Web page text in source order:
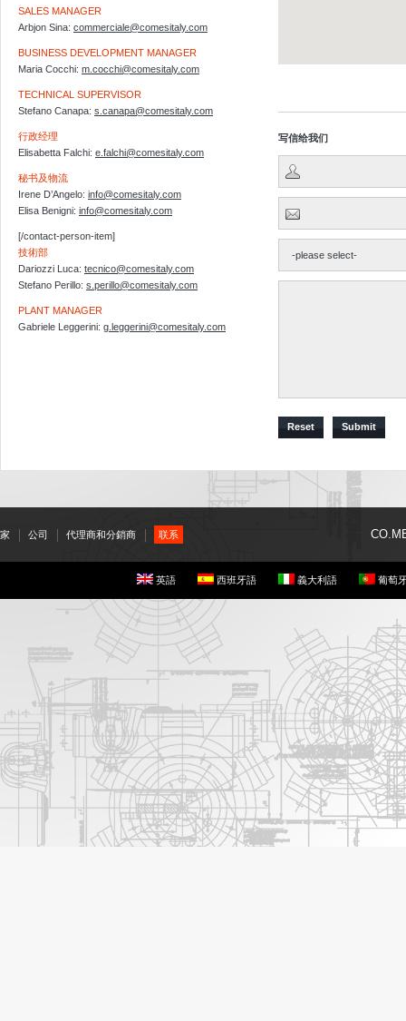
SALES MANAGER
Arbjon Sina: commerciale@comesitaly.com
BUSINESS DEVELOPMENT MANAGER
Maria Cocchi: m.cocchi@comesitaly.com
TECHNICAL SUPERVISOR
Stefano Canapa: s.canapa@comesitaly.com
行政经理
Elisabetta Falchi: e.falchi@comesitaly.com
秘书及物流
Irene D’Angelo: info@comesitaly.com
Elisa Benigni: info@comesitaly.com
[/contact-person-item]
技術部
Dariozzi Luca: tecnico@comesitaly.com
Stefano Perillo: s.perillo@comesitaly.com
PLANT MANAGER
Gabriele Leggerini: g.leggerini@comesitaly.com
写信给我们
Reset Submit
家 公司 代理商和分銷商 联系
英語 西班牙語 義大利語 葡萄